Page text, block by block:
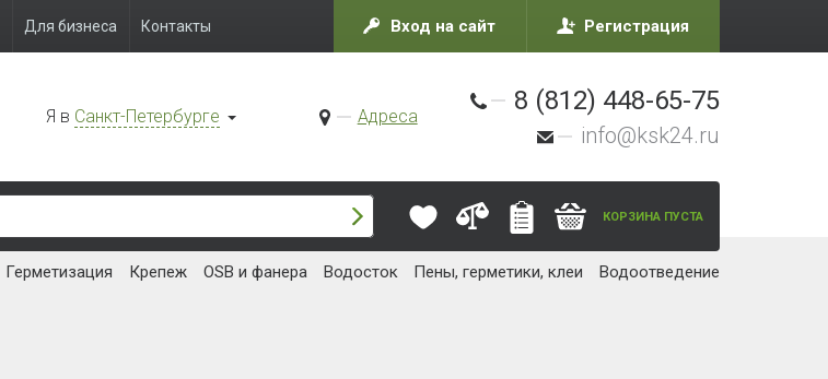
Для бизнеса Контакты Вход на сайт Регистрация
Я в Санкт-Петербурге Адреса
8 (812) 448-65-75
info@ksk24.ru
КОРЗИНА ПУСТА
Герметизация Крепеж OSB и фанера Водосток Пены, герметики, клеи Водоотведение